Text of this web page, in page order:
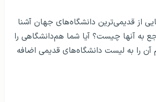
از قدیمی‌ترین دانشگاه‌های جهان آشنا
به آنها چیست؟ آیا شما هم‌دانشگاهی را
آن را به لیست دانشگاه‌های قدیمی اضافه